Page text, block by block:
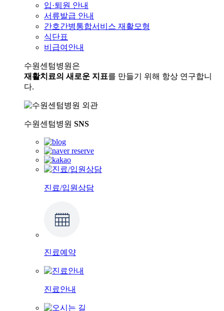
입·퇴원 안내
서류발급 안내
간호간병통합서비스 재활모형
식단표
비급여안내
수원센텀병원은
재활치료의 새로운 지표를 만들기 위해 항상 연구합니
다.
수원센텀병원 SNS
진료/입원상담
진료예약
진료안내